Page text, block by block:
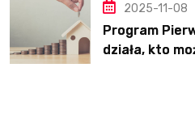
2025-11-08
Program
działa, kto